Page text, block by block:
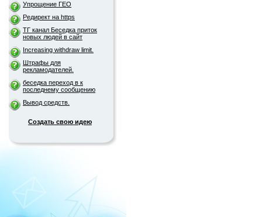
Упрощение ГЕО
Редирект на https
ТГ канал Беседка приток
новых людей в сайт
Increasing withdraw limit.
Штрафы для
рекламодателей.
беседка переход в к
последнему сообщению
Вывод средств.
Создать свою идею